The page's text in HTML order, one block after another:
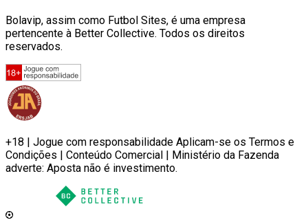
Bolavip, assim como Futbol Sites, é uma empresa
pertencente à Better Collective. Todos os direitos
reservados.
+18 | Jogue com responsabilidade Aplicam-se os Termos e
Condições | Conteúdo Comercial | Ministério da Fazenda
adverte: Aposta não é investimento.